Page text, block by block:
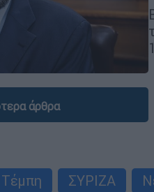
άρθρα
Τέμπη ΣΥΡΙΖΑ